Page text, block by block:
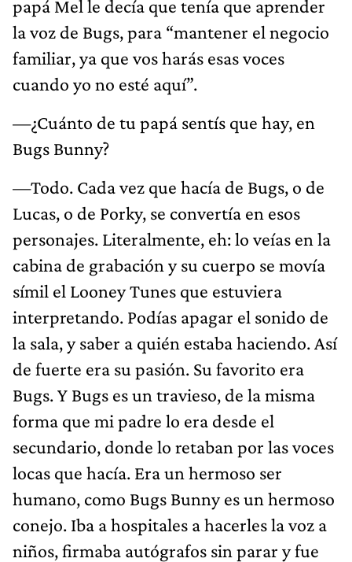
papá Mel le decía que tenía que aprender
la voz de Bugs, para “mantener el negocio
familiar, ya que vos harás esas voces
cuando yo no esté aquí”.
—¿Cuánto de tu papá sentís que hay, en
Bugs Bunny?
—Todo. Cada vez que hacía de Bugs, o de
Lucas, o de Porky, se convertía en esos
personajes. Literalmente, eh: lo veías en la
cabina de grabación y su cuerpo se movía
símil el Looney Tunes que estuviera
interpretando. Podías apagar el sonido de
la sala, y saber a quién estaba haciendo. Así
de fuerte era su pasión. Su favorito era
Bugs. Y Bugs es un travieso, de la misma
forma que mi padre lo era desde el
secundario, donde lo retaban por las voces
locas que hacía. Era un hermoso ser
humano, como Bugs Bunny es un hermoso
conejo. Iba a hospitales a hacerles la voz a
niños, firmaba autógrafos sin parar y fue